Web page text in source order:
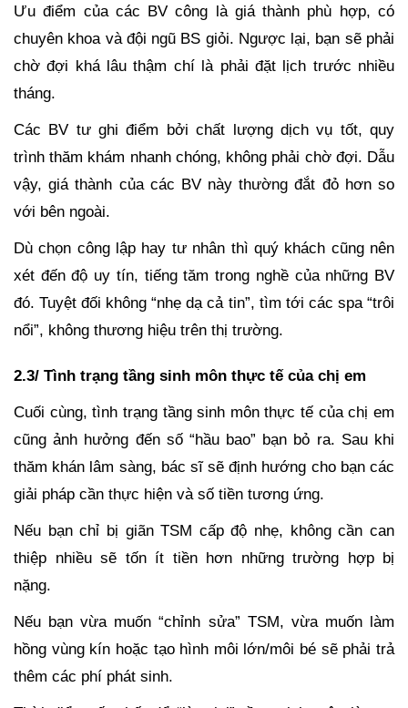
Ưu điểm của các BV công là giá thành phù hợp, có
chuyên khoa và đội ngũ BS giỏi. Ngược lại, bạn sẽ phải
chờ đợi khá lâu thậm chí là phải đặt lịch trước nhiều
tháng.
Các BV tư ghi điểm bởi chất lượng dịch vụ tốt, quy
trình thăm khám nhanh chóng, không phải chờ đợi. Dẫu
vậy, giá thành của các BV này thường đắt đỏ hơn so
với bên ngoài.
Dù chọn công lập hay tư nhân thì quý khách cũng nên
xét đến độ uy tín, tiếng tăm trong nghề của những BV
đó. Tuyệt đối không “nhẹ dạ cả tin”, tìm tới các spa “trôi
nổi”, không thương hiệu trên thị trường.
2.3/ Tình trạng tầng sinh môn thực tế của chị em
Cuối cùng, tình trạng tầng sinh môn thực tế của chị em
cũng ảnh hưởng đến số “hầu bao” bạn bỏ ra. Sau khi
thăm khán lâm sàng, bác sĩ sẽ định hướng cho bạn các
giải pháp cần thực hiện và số tiền tương ứng.
Nếu bạn chỉ bị giãn TSM cấp độ nhẹ, không cần can
thiệp nhiều sẽ tốn ít tiền hơn những trường hợp bị
nặng.
Nếu bạn vừa muốn “chỉnh sửa” TSM, vừa muốn làm
hồng vùng kín hoặc tạo hình môi lớn/môi bé sẽ phải trả
thêm các phí phát sinh.